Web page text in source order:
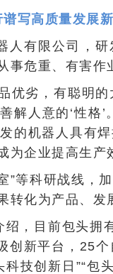
谱写高质量发展
人有限公司，
事危重、有害作
优劣，有聪明
解人意的‘性格’
的机器人具有
企业提高生产
”等科研战线，
转化为产品、发
，目前包头拥
创新平台，25
技创新日”“包